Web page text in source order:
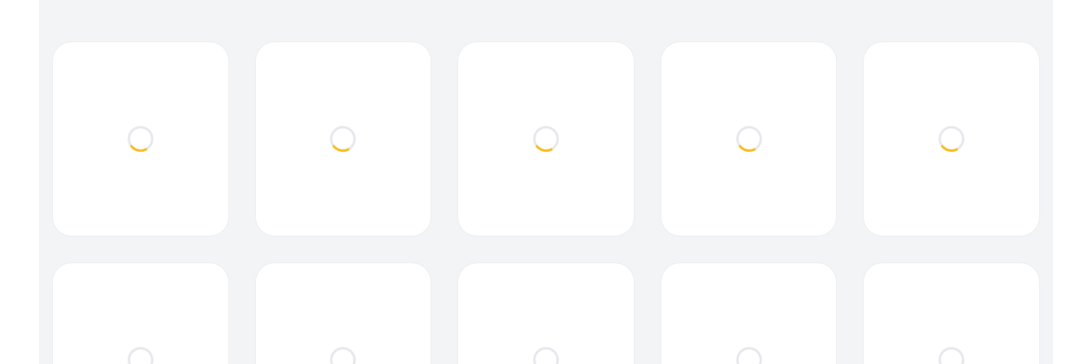
Loading... Loading... Loading... Loading... Loading...